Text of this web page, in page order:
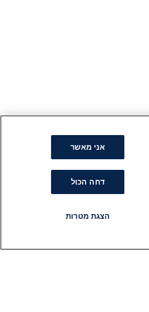
אני מאשר
דחה הכול
הצגת מטרות